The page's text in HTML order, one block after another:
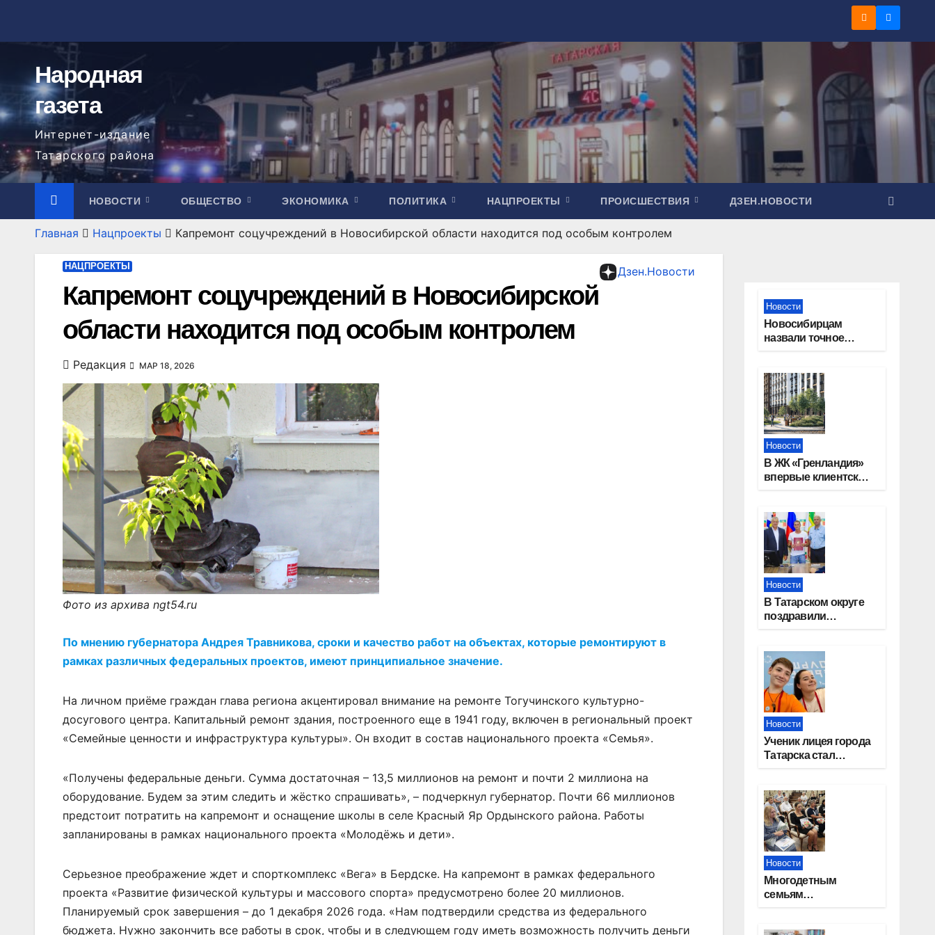
содержимому
Народная
газета
Интернет-издание
Татарского района
НОВОСТИ ОБЩЕСТВО ЭКОНОМИКА ПОЛИТИКА НАЦПРОЕКТЫ ПРОИСШЕСТВИЯ ДЗЕН.НОВОСТИ
Главная Нацпроекты Капремонт соцучреждений в Новосибирской области находится под особым контролем
Дзен.Новости
НАЦПРОЕКТЫ
Капремонт соцучреждений в Новосибирской
области находится под особым контролем
Редакция МАР 18, 2026
Фото из архива ngt54.ru
По мнению губернатора Андрея Травникова, сроки и качество работ на объектах, которые ремонтируют в
рамках различных федеральных проектов, имеют принципиальное значение.
На личном приёме граждан глава региона акцентировал внимание на ремонте Тогучинского культурно-
досугового центра. Капитальный ремонт здания, построенного еще в 1941 году, включен в региональный проект
«Семейные ценности и инфраструктура культуры». Он входит в состав национального проекта «Семья».
«Получены федеральные деньги. Сумма достаточная – 13,5 миллионов на ремонт и почти 2 миллиона на
оборудование. Будем за этим следить и жёстко спрашивать», – подчеркнул губернатор. Почти 66 миллионов
предстоит потратить на капремонт и оснащение школы в селе Красный Яр Ордынского района. Работы
запланированы в рамках национального проекта «Молодёжь и дети».
Серьезное преображение ждет и спорткомплекс «Вега» в Бердске. На капремонт в рамках федерального
проекта «Развитие физической культуры и массового спорта» предусмотрено более 20 миллионов.
Планируемый срок завершения – до 1 декабря 2026 года. «Нам подтвердили средства из федерального
бюджета. Нужно закончить все работы в срок, чтобы и в следующем году иметь возможность получить деньги
Новости
Новосибирцам
назвали точное
праздники в 2027
году
Новости
В ЖК «Гренландия»
впервые клиентские
группы компаний
«СОЮЗ»
Новости
В Татарском округе
поздравили
отрасли
Новости
Ученик лицея города
Татарска стал
Новости
Многодетным
семьям